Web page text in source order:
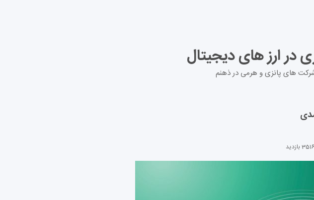
در ارز های دیجیتال
شرکت های پانزی و هرمی در ذهنم
3516 بازدید